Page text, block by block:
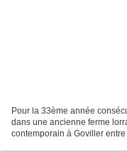
Pour la 33ème année
dans une ancienne ferme
contemporain à Goviller